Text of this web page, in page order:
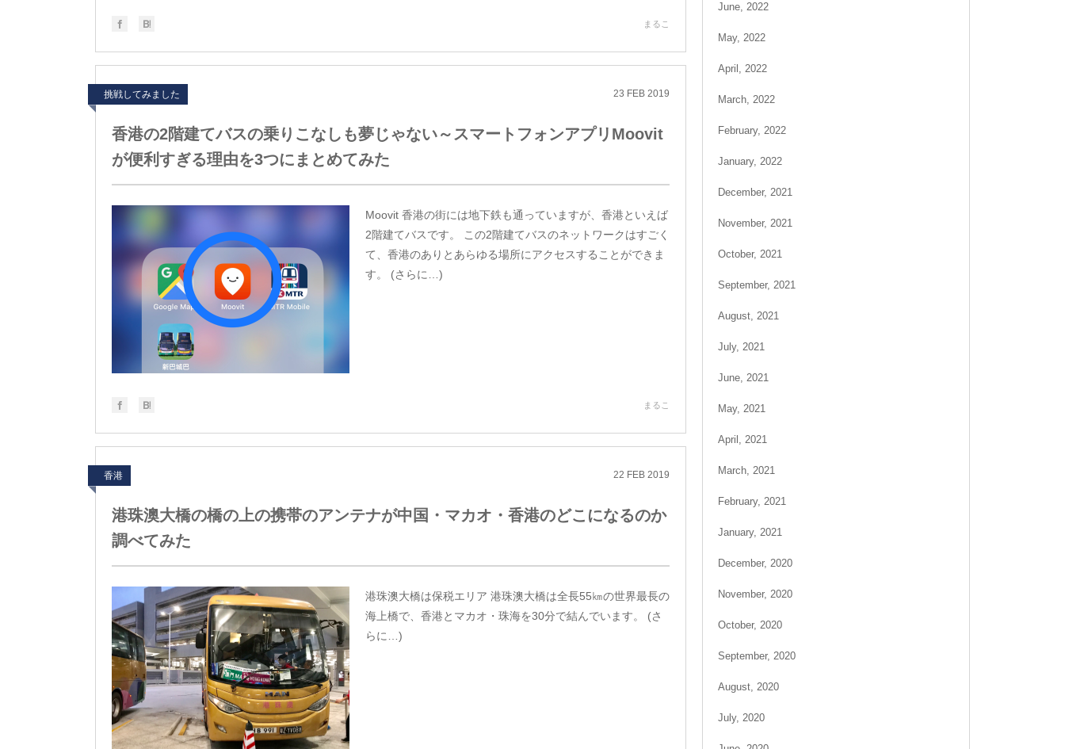
まるこ
挑戦してみました 23 FEB 2019
香港の2階建てバスの乗りこなしも夢じゃない～スマートフォンアプリMoovit
が便利すぎる理由を3つにまとめてみた
Moovit 香港の街には地下鉄も通っていますが、香港といえば
2階建てバスです。 この2階建てバスのネットワークはすごく
て、香港のありとあらゆる場所にアクセスすることができま
す。 (さらに…)
まるこ
香港 22 FEB 2019
港珠澳大橋の橋の上の携帯のアンテナが中国・マカオ・香港のどこになるのか
調べてみた
港珠澳大橋は保税エリア 港珠澳大橋は全長55㎞の世界最長の
海上橋で、香港とマカオ・珠海を30分で結んでいます。 (さ
らに…)
June, 2022
May, 2022
April, 2022
March, 2022
February, 2022
January, 2022
December, 2021
November, 2021
October, 2021
September, 2021
August, 2021
July, 2021
June, 2021
May, 2021
April, 2021
March, 2021
February, 2021
January, 2021
December, 2020
November, 2020
October, 2020
September, 2020
August, 2020
July, 2020